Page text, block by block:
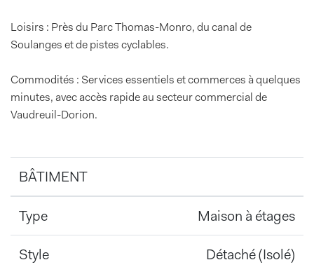
Loisirs : Près du Parc Thomas-Monro, du canal de
Soulanges et de pistes cyclables.
Commodités : Services essentiels et commerces à quelques
minutes, avec accès rapide au secteur commercial de
Vaudreuil-Dorion.
BÂTIMENT
Type Maison à étages
Style Détaché (Isolé)